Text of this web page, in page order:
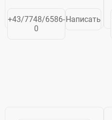
компании ООО
«Б+Р
Промышленная
+43/7748/6586-
0
Написать